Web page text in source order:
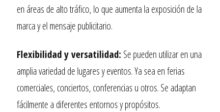
en áreas de alto tráfico, lo que aumenta la exposición de la
marca y el mensaje publicitario.
Flexibilidad y versatilidad: Se pueden utilizar en una
amplia variedad de lugares y eventos. Ya sea en ferias
comerciales, conciertos, conferencias u otros. Se adaptan
fácilmente a diferentes entornos y propósitos.